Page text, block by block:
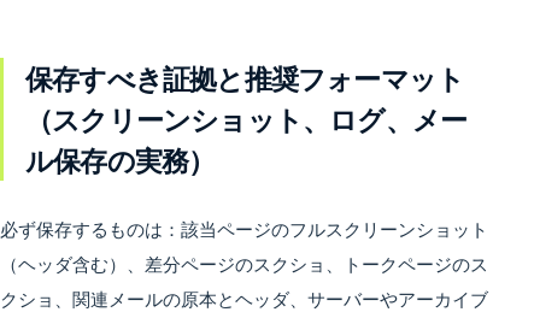
保存すべき証拠と推奨フォーマット
（スクリーンショット、ログ、メー
ル保存の実務）
必ず保存するものは：該当ページのフルスクリーンショット
（ヘッダ含む）、差分ページのスクショ、トークページのス
クショ、関連メールの原本とヘッダ、サーバーやアーカイブ